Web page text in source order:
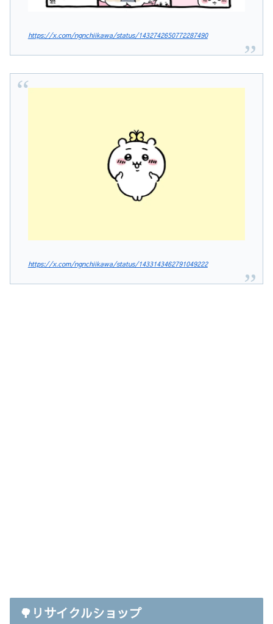
https://x.com/ngnchiikawa/status/1432742650772287490
https://x.com/ngnchiikawa/status/1433143462791049222
🌳リサイクルショップ